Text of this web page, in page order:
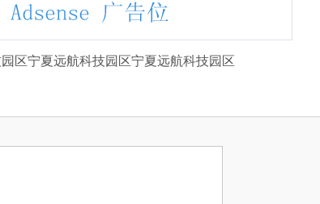
区宁夏远航科技园区宁夏远航科技园区